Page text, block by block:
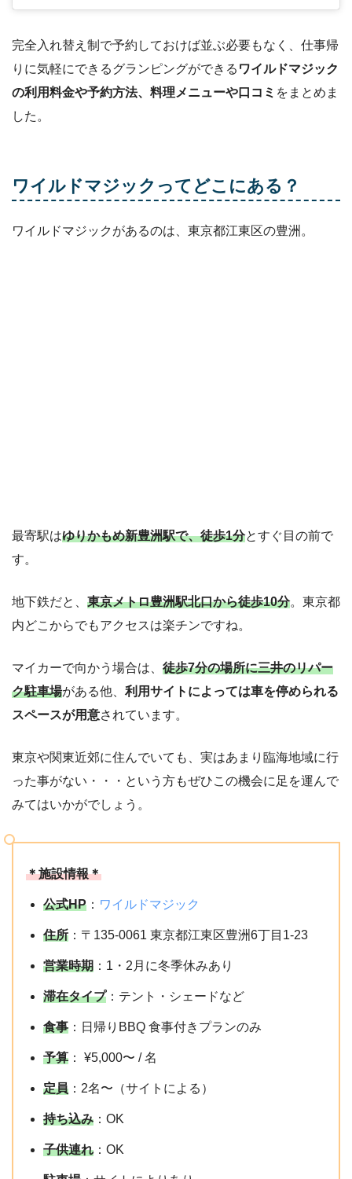
完全入れ替え制で予約しておけば並ぶ必要もなく、仕事帰
りに気軽にできるグランピングができる ワイルドマジック
の利用料金や予約方法、料理メニューや口コミ をまとめま
した。
ワイルドマジック ってどこにある？
ワイルドマジックがあるのは、東京都江東区の豊洲。
最寄駅はゆりかもめ新豊洲駅で、徒歩1分とすぐ目の前で
す。
地下鉄だと、 東京メトロ豊洲駅北口から徒歩10分。東京都
内どこからでもアクセスは楽チンですね。
マイカーで向かう場合は、 徒歩7分の場所に三井のリパー
ク駐車場がある他、 利用サイトによっては車を停められる
スペースが用意されています。
東京や関東近郊に住んでいても、実はあまり臨海地域に行
った事がない・・・という方もぜひこの機会に足を運んで
みてはいかがでしょう。
＊施設情報＊
公式HP ： ワイルドマジック
住所 ：〒135-0061 東京都江東区豊洲6丁目1-23
営業時期 ：1・2月に冬季休みあり
滞在タイプ：テント・シェードなど
食事 ：日帰りBBQ 食事付きプランのみ
予算 ： ¥5,000〜 / 名
定員 ：2名〜（サイトによる）
持ち込み ：OK
子供連れ ：OK